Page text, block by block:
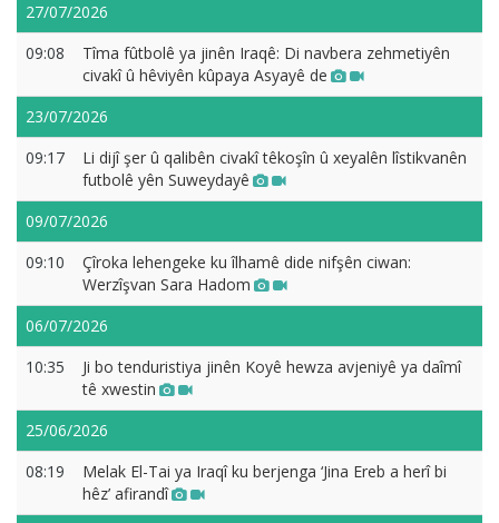
27/07/2026
09:08
Tîma fûtbolê ya jinên Iraqê: Di navbera zehmetiyên
civakî û hêviyên kûpaya Asyayê de
23/07/2026
09:17
Li dijî şer û qalibên civakî têkoşîn û xeyalên lîstikvanên
futbolê yên Suweydayê
09/07/2026
09:10
Çîroka lehengeke ku îlhamê dide nifşên ciwan:
Werzîşvan Sara Hadom
06/07/2026
10:35
Ji bo tenduristiya jinên Koyê hewza avjeniyê ya daîmî
tê xwestin
25/06/2026
08:19
Melak El-Tai ya Iraqî ku berjenga ‘Jina Ereb a herî bi
hêz’ afirandî